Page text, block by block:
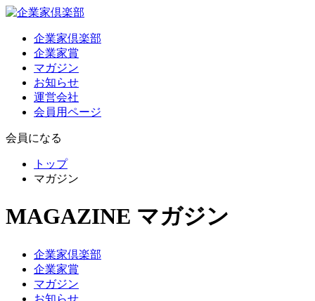
企業家倶楽部
企業家賞
マガジン
お知らせ
運営会社
会員用ページ
会員になる
トップ
マガジン
MAGAZINE マガジン
企業家倶楽部
企業家賞
マガジン
お知らせ